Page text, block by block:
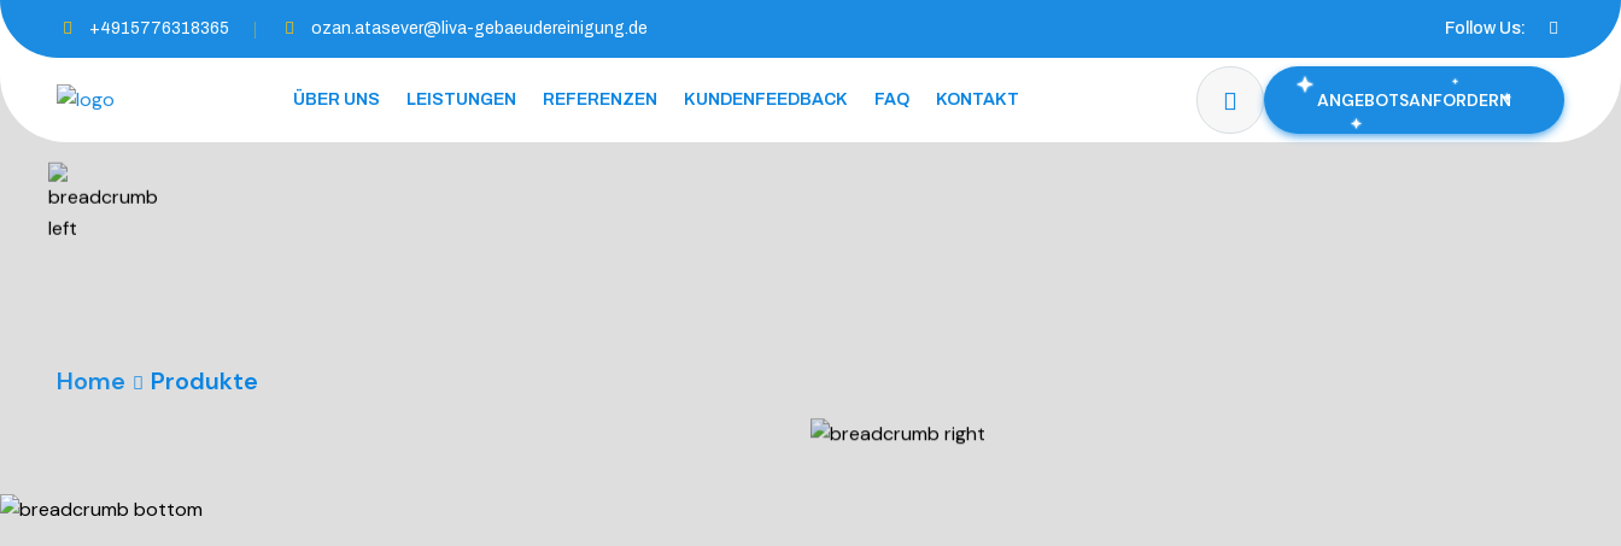
+4915776318365 ozan.atasever@liva-gebaeudereinigung.de Follow Us:
ÜBER UNS LEISTUNGEN REFERENZEN KUNDENFEEDBACK FAQ KONTAKT ANGEBOTSANFORDERN
Home Produkte